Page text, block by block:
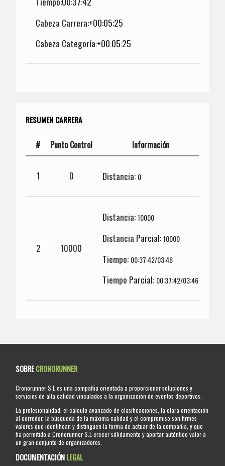
Cabeza Carrera:+00:05:25
Cabeza Categoría:+00:05:25
RESUMEN CARRERA
# Punto Control Información
1 0 Distancia: 0
2 10000
Distancia:10000
Distancia Parcial:10000
Tiempo: 00:37:42/03:46
Tiempo Parcial: 00:37:42/03:46
SOBRECRONORUNNER
Cronorunner S.L es una compañia orientada a proporcionar soluciones y
servicios de alta calidad vinculados a la organización de eventos deportivos.
La profesionalidad, el cálculo avanzado de clasificaciones, la clara orientación
al corredor, la búsqueda de la máxima calidad y el compromiso son firmes
valores que identifican y distinguen la forma de actuar de la compañia, y que
ha permitido a Cronorunner S.L crecer sólidamente y aportar auténtico valor a
un gran conjunto de organizadores.
DOCUMENTACIÓNLEGAL